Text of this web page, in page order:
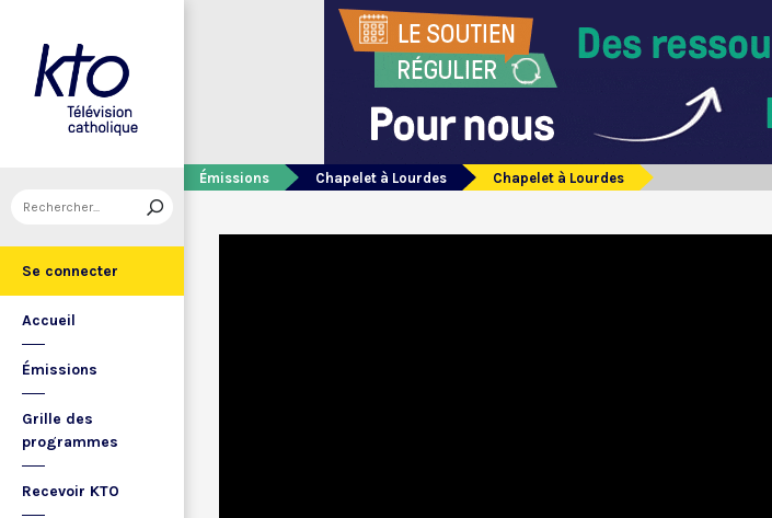
Se connecter
Accueil
Émissions
Grille des
programmes
Recevoir KTO
Émissions Chapelet à Lourdes Chapelet à Lourdes